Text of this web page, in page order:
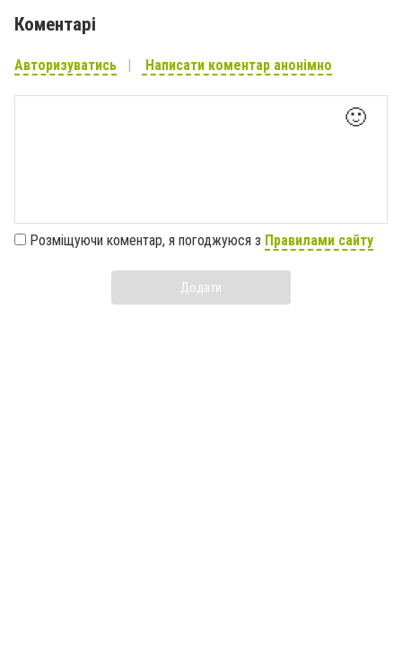
Коментарі
Авторизуватись Написати коментар анонімно
🙂
Розміщуючи коментар, я погоджуюся з Правилами сайту
Додати